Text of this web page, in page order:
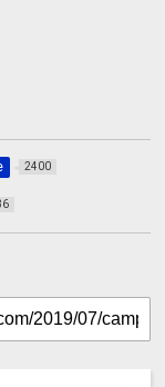
2400